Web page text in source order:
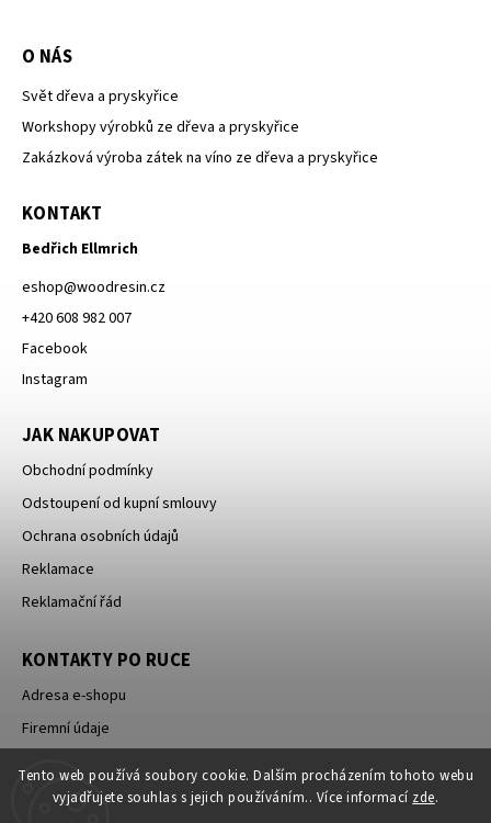
Tento web používá soubory cookie. Dalším procházením tohoto webu
vyjadřujete souhlas s jejich používáním.. Více informací zde.
O NÁS
Svět dřeva a pryskyřice
Workshopy výrobků ze dřeva a pryskyřice
Zakázková výroba zátek na víno ze dřeva a pryskyřice
KONTAKT
Bedřich Ellmrich
eshop@woodresin.cz
+420 608 982 007
Facebook
Instagram
JAK NAKUPOVAT
Obchodní podmínky
Odstoupení od kupní smlouvy
Ochrana osobních údajů
Reklamace
Reklamační řád
KONTAKTY PO RUCE
Adresa e-shopu
Firemní údaje